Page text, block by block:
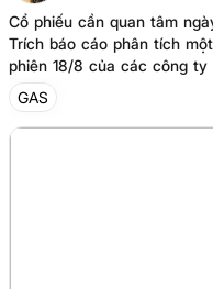
Cổ phiếu cần quan tâm
Trích báo cáo phân tích
phiên 18/8 của các công ty
GAS